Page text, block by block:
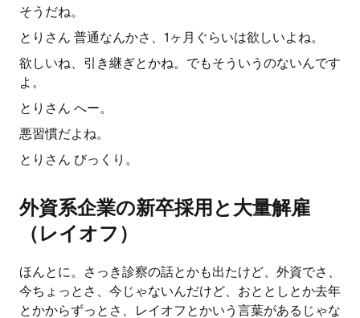
そうだね。
とりさん 普通なんかさ、1ヶ月ぐらいは欲しいよね。
欲しいね、引き継ぎとかね。でもそういうのないんです
よ。
とりさん へー。
悪習慣だよね。
とりさん びっくり。
外資系企業の新卒採用と大量解雇
（レイオフ）
ほんとに。さっき診察の話とかも出たけど、外資でさ、
今ちょっとさ、今じゃないんだけど、おととしとか去年
とかからずっとさ、レイオフとかいう言葉があるじゃな